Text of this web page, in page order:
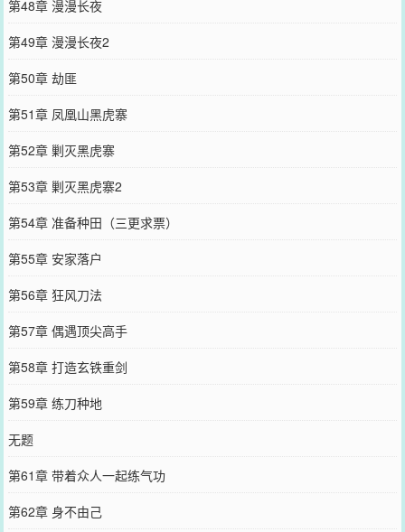
第48章 漫漫长夜
第49章 漫漫长夜2
第50章 劫匪
第51章 凤凰山黑虎寨
第52章 剿灭黑虎寨
第53章 剿灭黑虎寨2
第54章 准备种田（三更求票）
第55章 安家落户
第56章 狂风刀法
第57章 偶遇顶尖高手
第58章 打造玄铁重剑
第59章 练刀种地
无题
第61章 带着众人一起练气功
第62章 身不由己